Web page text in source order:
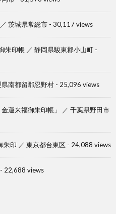
茨城県常総市 - 30,117 views
朱印帳 ／ 静岡県駿東郡小山町 -
南都留郡忍野村 - 25,096 views
運来福御朱印帳」 ／ 千葉県野田市
朱印 ／ 東京都台東区 - 24,088 views
- 22,688 views